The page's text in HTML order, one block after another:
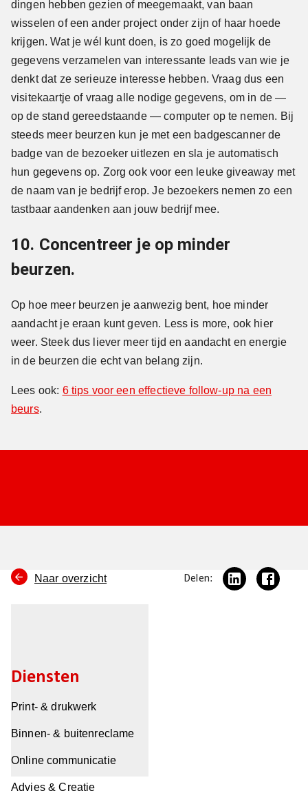
dingen hebben gezien of meegemaakt, van baan
wisselen of een ander project onder zijn of haar hoede
krijgen. Wat je wél kunt doen, is zo goed mogelijk de
gegevens verzamelen van interessante leads van wie je
denkt dat ze serieuze interesse hebben. Vraag dus een
visitekaartje of vraag alle nodige gegevens, om in de —
op de stand gereedstaande — computer op te nemen. Bij
steeds meer beurzen kun je met een badgescanner de
badge van de bezoeker uitlezen en sla je automatisch
hun gegevens op. Zorg ook voor een leuke giveaway met
de naam van je bedrijf erop. Je bezoekers nemen zo een
tastbaar aandenken aan jouw bedrijf mee.
10. Concentreer je op minder
beurzen.
Op hoe meer beurzen je aanwezig bent, hoe minder
aandacht je eraan kunt geven. Less is more, ook hier
weer. Steek dus liever meer tijd en aandacht en energie
in de beurzen die echt van belang zijn.
Lees ook: 6 tips voor een effectieve follow-up na een
beurs.
Naar overzicht Delen:
Diensten
Print- & drukwerk
Binnen- & buitenreclame
Online communicatie
Advies & Creatie